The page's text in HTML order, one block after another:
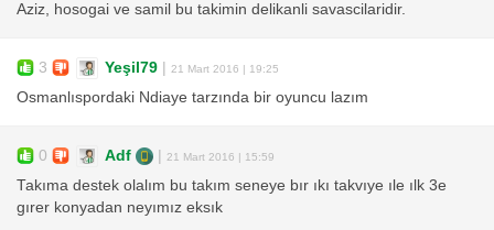
Aziz, hosogai ve samil bu takimin delikanli savascilaridir.
3 Yeşil79 | 21 Mart 2016 | 19:25
Osmanlıspordaki Ndiaye tarzında bir oyuncu lazım
0 Adf | 21 Mart 2016 | 15:59
Takıma destek olalım bu takım seneye bır ıkı takvıye ıle ılk 3e
gırer konyadan neyımız eksık